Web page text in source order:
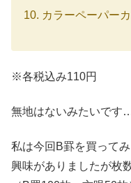
カラーペーパー
※各税込み110円
無地はないみたいです…
私は今回B罫を買って
興味がありましたが枚